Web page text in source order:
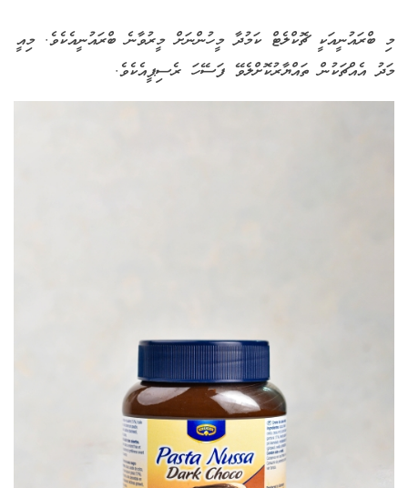
މި ބްރައުނީއަކީ ޗޮކްލެޓް ކަމުދާ މީހުންނަށް މީރުވާނެ ބްރައުނީއެކެވެ. މިއީ
މަދު އެއްޗަކުން ތައްޔާރުކޮށްލެވޭ ފަސޭހަ ރެސިޕީއެކެވެ.